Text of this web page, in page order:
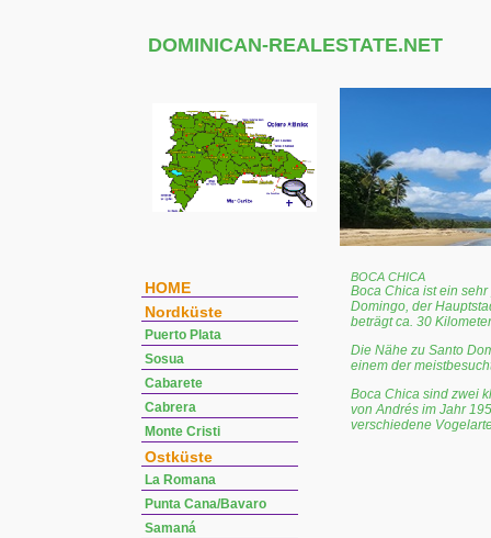
DOMINICAN-REALESTATE.NET
HOME
Nordküste
Puerto Plata
Sosua
Cabarete
Cabrera
Monte Cristi
Ostküste
La Romana
Punta Cana/Bavaro
Samaná
BOCA CHICA
Boca Chica ist ein
Domingo, der
beträgt ca. 30
Die Nähe zu Santo
einem der
Boca Chica sind zwei
von Andrés im Jahr
verschiedene